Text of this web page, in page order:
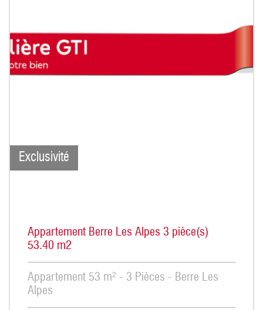
Exclusivité
Appartement Berre Les Alpes 3 pièce(s)
53.40 m2
Appartement 53 m² - 3 Pièces - Berre Les
Alpes